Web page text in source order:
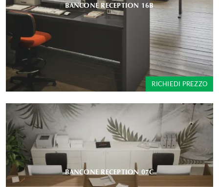
BANCONE RECEPTION 16B
RICHIEDI PREZZO
BANCONE RECEPTION 07C